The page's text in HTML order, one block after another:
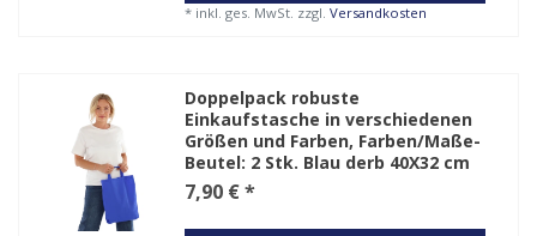
* inkl. ges. MwSt. zzgl.Versandkosten
Doppelpack robuste
Einkaufstasche in verschiedenen
Größen und Farben, Farben/Maße-
Beutel: 2 Stk. Blau derb 40X32 cm
7,90 € *